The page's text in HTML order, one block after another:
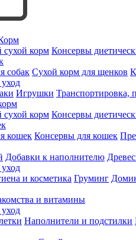
сухой корм Консервы
собак Сухой корм для щенков
Игрушки Транспортировка,
сухой корм Консервы
кошек Консервы для кошек
Добавки к наполнителю
и косметика Груминг
и витамины
Наполнители и подстилки